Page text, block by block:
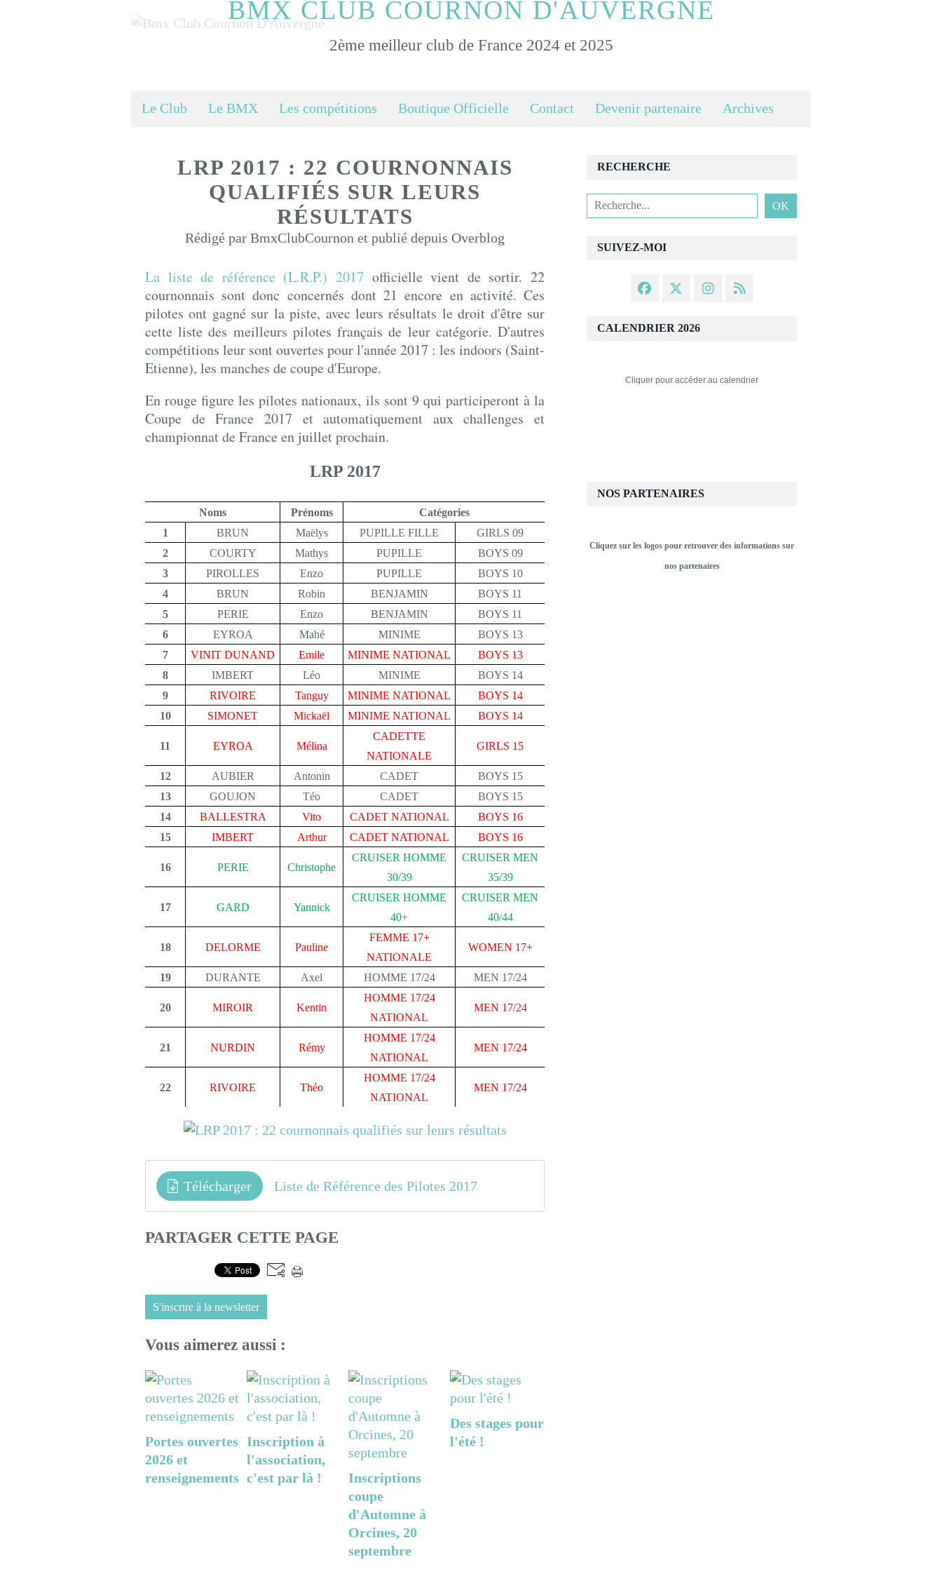
BMX CLUB COURNON D'AUVERGNE
2ème meilleur club de France 2024 et 2025
Le Club Le BMX Les compétitions Boutique Officielle Contact Devenir partenaire Archives
LRP 2017 : 22 COURNONNAIS
QUALIFIÉS SUR LEURS
RÉSULTATS
Rédigé par BmxClubCournon et publié depuis Overblog
La liste de référence (L.R.P.) 2017 officielle vient de sortir. 22
cournonnais sont donc concernés dont 21 encore en activité. Ces
pilotes ont gagné sur la piste, avec leurs résultats le droit d'être sur
cette liste des meilleurs pilotes français de leur catégorie. D'autres
compétitions leur sont ouvertes pour l'année 2017 : les indoors (Saint-
Etienne), les manches de coupe d'Europe.
En rouge figure les pilotes nationaux, ils sont 9 qui participeront à la
Coupe de France 2017 et automatiquement aux challenges et
championnat de France en juillet prochain.
LRP 2017
Noms Prénoms
Catégories
1
BRUN Maëlys PUPILLE FILLE
GIRLS 09
2
COURTY Mathys PUPILLE
BOYS 09
3
PIROLLES Enzo PUPILLE
BOYS 10
4
BRUN Robin BENJAMIN
BOYS 11
5
PERIE Enzo BENJAMIN
BOYS 11
6
EYROA Mahé MINIME
BOYS 13
7
VINIT DUNAND Emile MINIME NATIONAL
BOYS 13
8
IMBERT Léo MINIME
BOYS 14
9
RIVOIRE Tanguy MINIME NATIONAL
BOYS 14
10
SIMONET Mickaël MINIME NATIONAL BOYS 14
11 EYROA Mélina
CADETTE
NATIONALE
GIRLS 15
12 AUBIER Antonin CADET
BOYS 15
13
GOUJON Téo CADET
BOYS 15
14
BALLESTRA Vito CADET NATIONAL
BOYS 16
15
IMBERT Arthur CADET NATIONAL BOYS 16
16 PERIE Christophe
CRUISER HOMME
30/39
CRUISER MEN
35/39
17 GARD Yannick
CRUISER HOMME
40+
CRUISER MEN
40/44
18 DELORME Pauline
FEMME 17+
NATIONALE
WOMEN 17+
19 DURANTE Axel HOMME 17/24 MEN 17/24
20 MIROIR Kentin
HOMME 17/24
NATIONAL
MEN 17/24
21 NURDIN Rémy
HOMME 17/24
NATIONAL
MEN 17/24
22 RIVOIRE Théo
HOMME 17/24
NATIONAL
MEN 17/24
Télécharger Liste de Référence des Pilotes 2017
PARTAGER CETTE PAGE
S'inscrire à la newsletter
Vous aimerez aussi :
Portes ouvertes
2026 et
renseignements
Inscription à
l'association,
c'est par là !
Inscriptions
coupe
d'Automne à
Orcines, 20
septembre
Des stages pour
l'été !
SUIVEZ-MOI
RECHERCHE
CALENDRIER 2026
Cliquer pour accéder au calendrier
NOS PARTENAIRES
Cliquez sur les logos pour retrouver des informations sur
nos partenaires